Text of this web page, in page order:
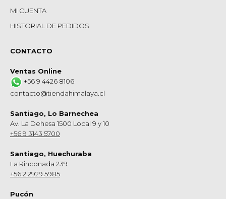
MI CUENTA
HISTORIAL DE PEDIDOS
CONTACTO
Ventas Online
+56 9 4426 8106
contacto@tiendahimalaya.cl
Santiago, Lo Barnechea
Av. La Dehesa 1500 Local 9 y 10
+56 9 3143 5700
Santiago, Huechuraba
La Rinconada 239
+56 2 2929 5985
Pucón